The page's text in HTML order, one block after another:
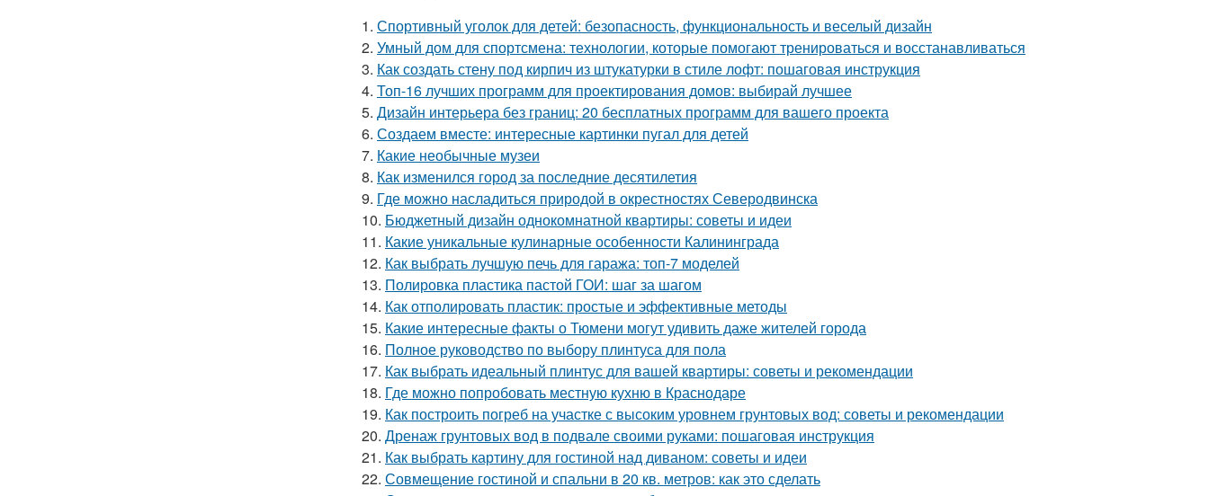
1. Спортивный уголок для детей: безопасность, функциональность и веселый дизайн
2. Умный дом для спортсмена: технологии, которые помогают тренироваться и восстанавливаться
3. Как создать стену под кирпич из штукатурки в стиле лофт: пошаговая инструкция
4. Топ-16 лучших программ для проектирования домов: выбирай лучшее
5. Дизайн интерьера без границ: 20 бесплатных программ для вашего проекта
6. Создаем вместе: интересные картинки пугал для детей
7. Какие необычные музеи
8. Как изменился город за последние десятилетия
9. Где можно насладиться природой в окрестностях Северодвинска
10. Бюджетный дизайн однокомнатной квартиры: советы и идеи
11. Какие уникальные кулинарные особенности Калининграда
12. Как выбрать лучшую печь для гаража: топ-7 моделей
13. Полировка пластика пастой ГОИ: шаг за шагом
14. Как отполировать пластик: простые и эффективные методы
15. Какие интересные факты о Тюмени могут удивить даже жителей города
16. Полное руководство по выбору плинтуса для пола
17. Как выбрать идеальный плинтус для вашей квартиры: советы и рекомендации
18. Где можно попробовать местную кухню в Краснодаре
19. Как построить погреб на участке с высоким уровнем грунтовых вод: советы и рекомендации
20. Дренаж грунтовых вод в подвале своими руками: пошаговая инструкция
21. Как выбрать картину для гостиной над диваном: советы и идеи
22. Совмещение гостиной и спальни в 20 кв. метров: как это сделать